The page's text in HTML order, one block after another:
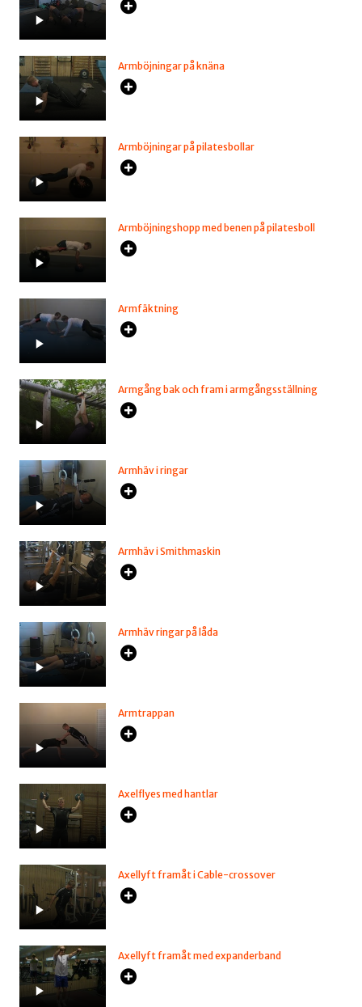
Armböjningar på knäna
Armböjningar på pilatesbollar
Armböjningshopp med benen på pilatesboll
Armfäktning
Armgång bak och fram i armgångsställning
Armhäv i ringar
Armhäv i Smithmaskin
Armhäv ringar på låda
Armtrappan
Axelflyes med hantlar
Axellyft framåt i Cable-crossover
Axellyft framåt med expanderband